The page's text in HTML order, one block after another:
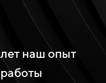
лет наш опыт
работы